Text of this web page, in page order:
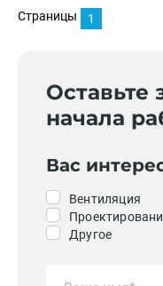
Страницы 1
Оставьте
начала
Вас
Вентиляция
Другое